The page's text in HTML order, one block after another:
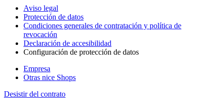
Aviso legal
Protección de datos
Condiciones generales de contratación y política de
revocación
Declaración de accesibilidad
Configuración de protección de datos
Empresa
Otras nice Shops
Desistir del contrato